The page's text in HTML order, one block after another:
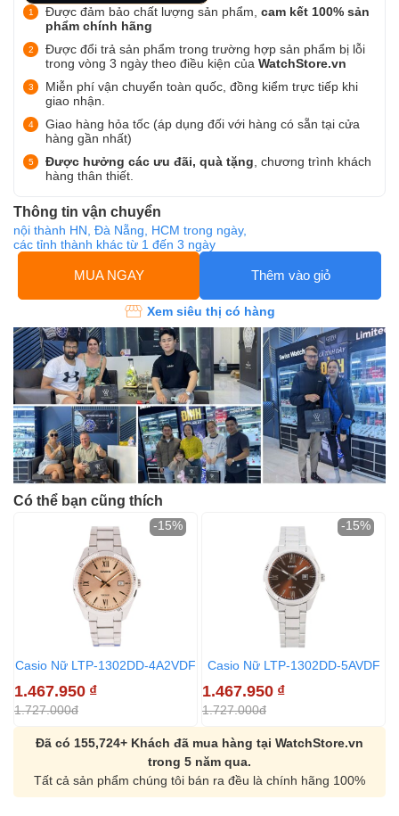
Được đảm bảo chất lượng sản phẩm, cam kết 100% sản
phẩm chính hãng
Được đổi trả sản phẩm trong trường hợp sản phẩm bị lỗi
trong vòng 3 ngày theo điều kiện của WatchStore.vn
Miễn phí vận chuyển toàn quốc, đồng kiểm trực tiếp khi
giao nhận.
Giao hàng hỏa tốc (áp dụng đối với hàng có sẵn tại cửa
hàng gần nhất)
Được hưởng các ưu đãi, quà tặng , chương trình khách
hàng thân thiết.
Thông tin vận chuyển
nội thành HN, Đà Nẵng, HCM trong ngày,
các tỉnh thành khác từ 1 đến 3 ngày
MUA NGAY Thêm vào giỏ
Xem siêu thị có hàng
Có thể bạn cũng thích
Casio Nữ LTP-1302DD-4A2VDF
1.467.950 ₫
1.727.000đ
-15%
Casio Nữ LTP-1302DD-5AVDF
1.467.950 ₫
1.727.000đ
-15%
Đã có 155,724+ Khách đã mua hàng tại WatchStore.vn
trong 5 năm qua.
Tất cả sản phẩm chúng tôi bán ra đều là chính hãng 100%